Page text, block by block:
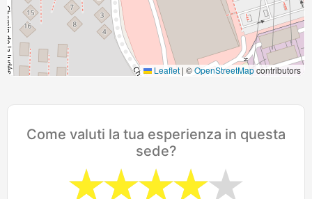
Leaflet | ©OpenStreetMapcontributors
Come valuti la tua esperienza in questa
sede?